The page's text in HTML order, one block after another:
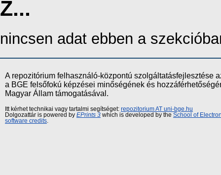
Z...
nincsen adat ebben a
A repozitórium felhasználó-központú szolgáltatásfejlesztése
a BGE felsőfokú képzései minőségének és
Magyar Állam támogatásával.
Itt kérhet technikai vagy tartalmi segítséget: repozitorium AT uni-bge.hu
Dolgozattár is powered by EPrints 3 which is developed by the School of
software credits